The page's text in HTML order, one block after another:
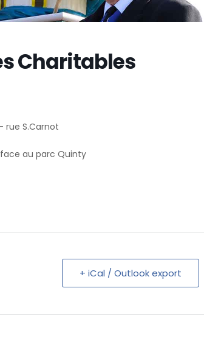
Charitables
rue S.Carnot
au parc Quinty
+ iCal / Outlook export